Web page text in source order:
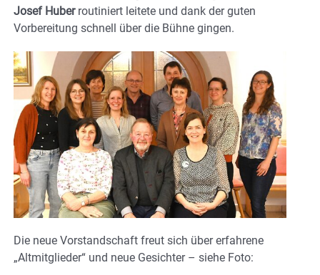
Josef Huberroutiniert leitete und dank der guten
Vorbereitung schnell über die Bühne gingen.
Die neue Vorstandschaft freut sich über erfahrene
„Altmitglieder“ und neue Gesichter – siehe Foto: